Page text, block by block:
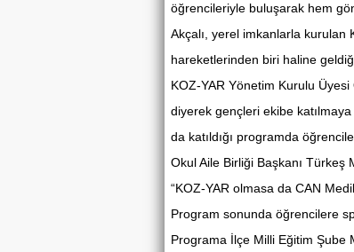
öğrencileriyle buluşarak hem
Akçalı, yerel imkanlarla kurulan
hareketlerinden biri haline
KOZ-YAR Yönetim Kurulu Üyesi
diyerek gençleri ekibe
da katıldığı programda
Okul Aile Birliği Başkanı Türkeş
“KOZ-YAR olmasa da CAN
Program sonunda öğrencilere
Programa İlçe Milli Eğitim Şube